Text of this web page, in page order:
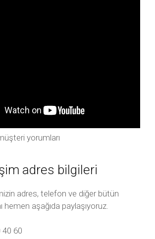
yorumları
adres bilgileri
adres, telefon ve diğer bütün
hemen aşağıda paylaşıyoruz.
40 60